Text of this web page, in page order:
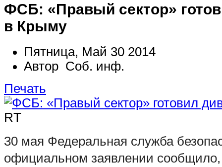
ФСБ: «Правый сектор»
в Крыму
Пятница, Май 30 2014
Автор Соб. инф.
Печать
RT
30 мая Федеральная служба
официальном заявлении